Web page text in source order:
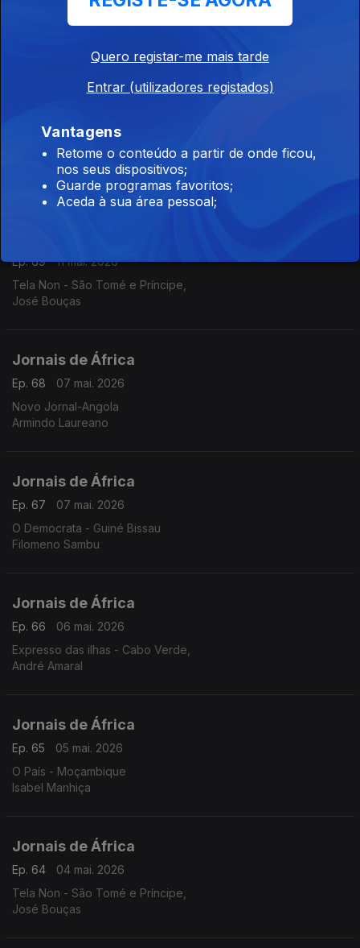
Filomeno Sambu
Ep. 70
13 mai. 2026
Expresso das ilhas - Cabo Verde,
André Amaral
Ep. 69
11 mai. 2026
Tela Non - São Tomé e Príncipe,
José Bouças
Jornais de África
Ep. 68
07 mai. 2026
Novo Jornal-Angola
Armindo Laureano
Jornais de África
Ep. 67
07 mai. 2026
O Democrata - Guiné Bissau
Filomeno Sambu
Jornais de África
Ep. 66
06 mai. 2026
Expresso das ilhas - Cabo Verde,
André Amaral
Jornais de África
Ep. 65
05 mai. 2026
O País - Moçambique
Isabel Manhiça
Jornais de África
Ep. 64
04 mai. 2026
Tela Non - São Tomé e Príncipe,
José Bouças
Quero registar-me mais tarde
Entrar (utilizadores registados)
Vantagens
Retome o conteúdo a partir de onde ficou,
nos seus dispositivos;
Guarde programas favoritos;
Aceda à sua área pessoal;